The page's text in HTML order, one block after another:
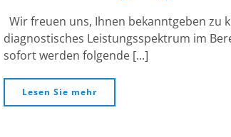
Wir freuen uns, Ihnen bekanntgeben zu
diagnostisches Leistungsspektrum im
sofort werden folgende [...]
Lesen Sie mehr